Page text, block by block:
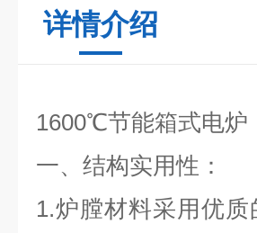
详情介绍
1600℃节能箱式电炉
一、结构实用性：
1.炉膛材料采用优